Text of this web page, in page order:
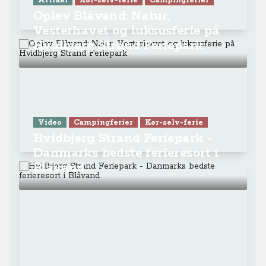
Vesterhavet og luksusferie på
Hvidbjerg Strand Feriepark
Video Campingferier Kør-selv-ferie
Danmarks bedste ferieresort i
Blåvand